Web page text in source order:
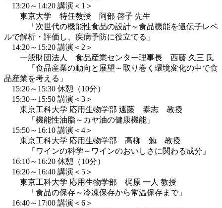
13:20～14:20 講演＜1＞
東京大学 特任教授 阿部 啓子 先生
「次世代の機能性食品の設計～食品機能を遺伝子レベ
ルで解析・評価し、疾病予防に役立てる」
14:20～15:20 講演＜2＞
一般財団法人 食品産業センター理事長 西藤 久三 氏
「食品産業の動向と展望～取り巻く環境変化の中で食
品産業を考える」
15:20～15:30 休憩（10分）
15:30～15:50 講演＜3＞
東京工科大学 応用生物学部 遠藤 泰志 教授
「機能性油脂～カヤ油の健康機能」
15:50～16:10 講演＜4＞
東京工科大学 応用生物学部 高柳 勉 教授
「ワインの科学～ワインのおいしさに関わる成分」
16:10～16:20 休憩（10分）
16:20～16:40 講演＜5＞
東京工科大学 応用生物学部 梶原 一人 教授
「食品の保存～冷凍保存から常温保存まで」
16:40～17:00 講演＜6＞